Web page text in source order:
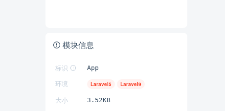
模块信息
标识 App
环境 Laravel5 Laravel9
大小 3.52KB